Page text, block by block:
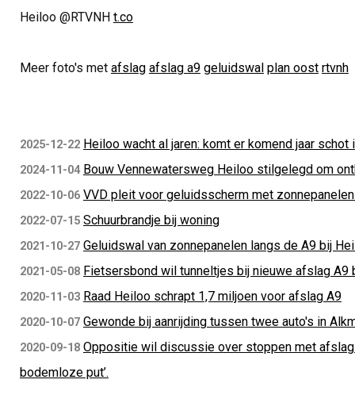
Heiloo @RTVNH t.co
Meer foto's met afslag afslag a9 geluidswal plan oost rtvnh
2025-12-22 Heiloo wacht al jaren: komt er komend jaar schot
2024-11-04 Bouw Vennewatersweg Heiloo stilgelegd om
2022-10-06 VVD pleit voor geluidsscherm met
2022-07-15 Schuurbrandje bij woning
2021-10-27 Geluidswal van zonnepanelen langs de A9 bij
2021-05-08 Fietsersbond wil tunneltjes bij nieuwe afslag A9
2020-11-03 Raad Heiloo schrapt 1,7 miljoen voor afslag A9
2020-10-07 Gewonde bij aanrijding tussen twee auto's in
2020-09-18 Oppositie wil discussie over stoppen met afslag
bodemloze put’.